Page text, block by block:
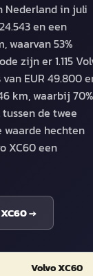
Nederland in juli
en een
waarvan 53%
zijn er 1.115
EUR 49.800
km, waarbij 70%
de twee
waarde hechten
XC60 een
→
Volvo XC60